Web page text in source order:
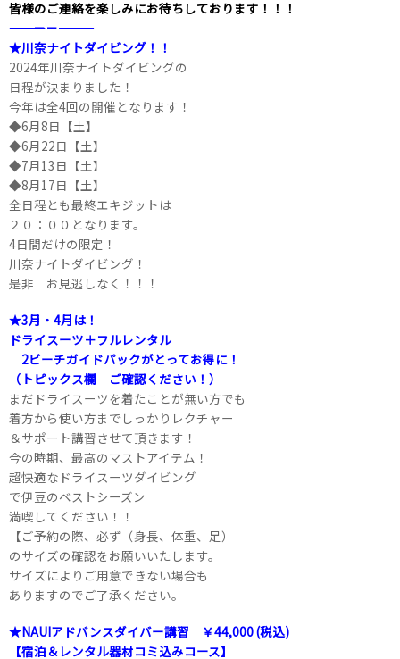
皆様のご連絡を楽しみにお待ちしております！！！
――――――――――――――――――――－－―――
★川奈ナイトダイビング！！
2024年川奈ナイトダイビングの
日程が決まりました！
今年は全4回の開催となります！
◆6月8日【土】
◆6月22日【土】
◆7月13日【土】
◆8月17日【土】
全日程とも最終エキジットは
２０：００となります。
4日間だけの限定！
川奈ナイトダイビング！
是非 お見逃しなく！！！
★3月・4月は！
ドライスーツ＋フルレンタル
2ビーチガイドパックがとってお得に！
（トピックス欄 ご確認ください！）
まだドライスーツを着たことが無い方でも
着方から使い方までしっかりレクチャー
＆サポート講習させて頂きます！
今の時期、最高のマストアイテム！
超快適なドライスーツダイビング
で伊豆のベストシーズン
満喫してください！！
【ご予約の際、必ず（身長、体重、足）
のサイズの確認をお願いいたします。
サイズによりご用意できない場合も
ありますのでご了承ください。
★NAUIアドバンスダイバー講習 ￥44,000 (税込)
【宿泊＆レンタル器材コミ込みコース】